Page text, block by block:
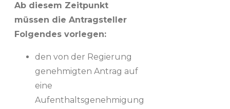
Ab diesem Zeitpunkt
müssen die Antragsteller
Folgendes vorlegen:
den von der Regierung
genehmigten Antrag auf
eine
Aufenthaltsgenehmigung